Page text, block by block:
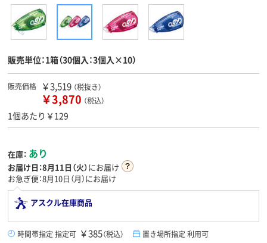
販売単位：1箱（30個入：3個入×10）
販売価格 ￥3,519 （税抜き）
￥3,870 （税込）
1個あたり￥129
在庫： あり
お届け日：8月11日（火）にお届け
お急ぎ便：8月10日（月）にお届け
アスクル在庫商品
時間帯指定 指定可 ￥385（税込） 置き場所指定 利用可